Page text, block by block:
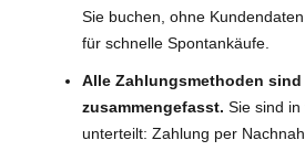
Sie buchen, ohne
für schnelle Spontankäufe.
Alle Zahlungsmethoden sind
zusammengefasst. Sie sind
unterteilt: Zahlung per